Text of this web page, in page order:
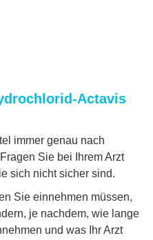
Actavis
immer genau nach
Sie bei Ihrem Arzt
sich nicht sicher sind.
Sie einnehmen müssen,
je nachdem, wie lange
und was Ihr Arzt